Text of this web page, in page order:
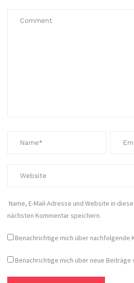
Name, E-Mail-Adresse und Website in
nächsten Kommentar speichern.
Benachrichtige mich über nachfolgende
Benachrichtige mich über neue Beiträge